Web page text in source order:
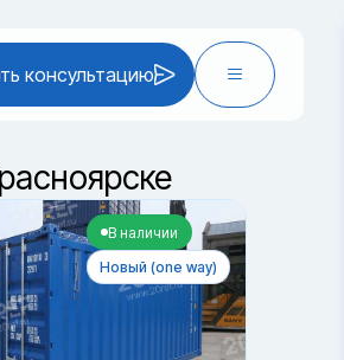
консультацию
В наличии
Новый (one way)